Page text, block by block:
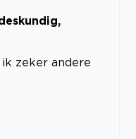
zeker andere